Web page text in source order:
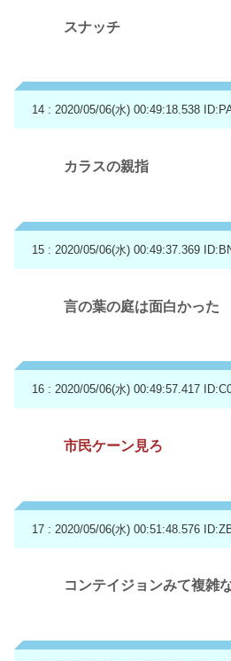
スナッチ
14 : 2020/05/06(水) 00:49:18.538
カラスの親指
15 : 2020/05/06(水) 00:49:37.369
言の葉の庭は面白かった
16 : 2020/05/06(水) 00:49:57.417
市民ケーン見ろ
17 : 2020/05/06(水) 00:51:48.576
コンテイジョンみて複雑